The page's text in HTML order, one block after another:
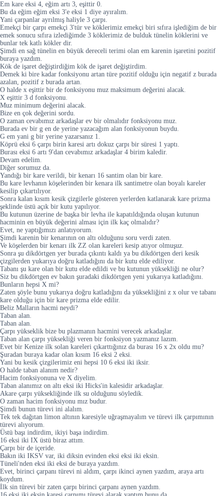
Em kare eksi 4, eğim artı 3, eşittir 0.
Bu da eğim eğim eksi 3'e eksi 1 diye ayıralım.
Yani çarpanlar ayrılmış haliyle 3 çarpı.
Emekçi bir çarpı emekçi 3'tür ve köklerimiz emekçi biri sıfıra işlediğim de bir
emek sonucu sıfıra izlediğimde 3 köklerimiz de bulduk tünelin köklerini ve
bunlar tek katlı kökler dir.
Şimdi en sağ tünelin en büyük dereceli terimi olan em karenin işaretini pozitif
buraya yazdım.
Kök de işaret değiştirdiğim kök de işaret değiştirdim.
Demek ki bire kadar fonksiyonu artan türe pozitif olduğu için negatif z burada
azalan, pozitif z burada artan.
O halde x eşittir bir de fonksiyonu muz maksimum değerini alacak.
X eşittir 3 d fonksiyonu.
Muz minimum değerini alacak.
Bize en çok değerini sordu.
O zaman cevabımız arkadaşlar ev bir olmalıdır fonksiyonu muz.
Burada ev bir g en de yerine yazacağım alan fonksiyonun buydu.
G em yani g bir yerine yazarsanız 1.
Köprü eksi 6 çarpı birin karesi artı dokuz çarpı bir süresi 1 yaptı.
Burası eksi 6 artı 9'dan cevabımız arkadaşlar 4 birim kaledir.
Devam edelim.
Diğer sorumuz da.
Yandığı bir kare verildi, bir kenarı 16 santim olan bir kare.
Bu kare levhanın köşelerinden bir kenara ilk santimetre olan boyalı kareler
kesilip çıkartılıyor.
Sonra kalan kısım kesik çizgilerle gösteren yerlerden katlanarak kare prizma
şeklinde üstü açık bir kutu yapılıyor.
Bu kutunun üzerine de başka bir levha ile kapatıldığında oluşan kutunun
hacminin en büyük değerini alması için ilk kaç olmalıdır?
Evet, ne yaptığımızı anlatıyorum.
Şimdi karenin bir kenarının on altı olduğunu soru verdi zaten.
Ve köşelerden bir kenarı ilk ZZ olan kareleri kesip atıyor olmuşuz.
Sonra şu dikdörtgen yer burada çıkıntı kaldı ya bu dikdörtgen deri kesik
çizgilerden yukarıya doğru katladığını da bir kutu elde ediliyor.
Tabanı şu kare olan bir kutu elde edildi ve bu kutunun yüksekliği ne olur?
Siz bu dikdörtgen ev bakın şuradaki dikdörtgen yeni yukarıya katladığını.
Bunların hepsi X mi?
Zaten şöyle bunu yukarıya doğru katladığını da yüksekliğini z x olur ve tabanı
kare olduğu için bir kare prizma elde edilir.
Beliz Malların hacmi neydi?
Taban alan.
Taban alan.
Çarpı yükseklik bize bu plazmanın hacmini verecek arkadaşlar.
Taban alan çarpı yüksekliği veren bir fonksiyon yazmanız lazım.
Evet bir Kenize ilk solan kareleri çıkarttığınız da burası 16 x 2x oldu mu?
Şuradan buraya kadar olan kısım 16 eksi 2 eksi.
Yani bu kesik çizgilerimiz eni hepsi 10 6 eksi iki iksir.
O halde taban alanım nedir?
Hacim fonksiyonuna ve X diyelim.
Taban alanımız on altı eksi iki Hicks'in kalesidir arkadaşlar.
Akare çarpı yüksekliğinde ilk su olduğunu söyledik.
O zaman hacim fonksiyonu mız budur.
Şimdi bunun türevi ini alalım.
Tek tek dağıtan limon altının karesiyle uğraşmayalım ve türevi ilk çarpımının
türevi alıyorum.
Üstü başı indirdim, ikiyi başa indirdim.
16 eksi iki IX üstü biraz attım.
Çarpı bir de içeride.
Bakın iki IKSV var, iki diksin evinden eksi eksi iki eksin.
Tüneli'nden eksi iki eksi de buraya yazdım.
Evet, birinci çarpanı türevi ni aldım, çarpı ikinci aynen yazdım, araya artı
koydum.
İlk sin türevi bir zaten çarpı birinci çarpanı aynen yazdım.